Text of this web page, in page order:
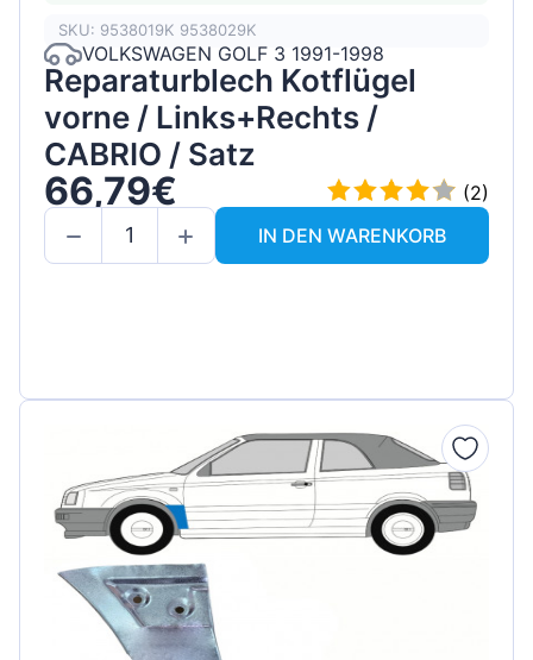
SKU: 9538019K 9538029K
VOLKSWAGEN GOLF 3 1991-1998
Reparaturblech Kotflügel
vorne / Links+Rechts /
CABRIO / Satz
66,79€
(2)
IN DEN WARENKORB